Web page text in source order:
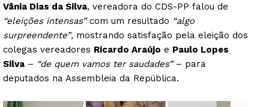
Vânia Dias da Silva, vereadora do CDS-PP falou de
“eleições intensas”com um resultado “algo
surpreendente”, mostrando satisfação pela eleição dos
colegas vereadores Ricardo Araújo e Paulo Lopes
Silva – “de quem vamos ter saudades”– para
deputados na Assembleia da República.